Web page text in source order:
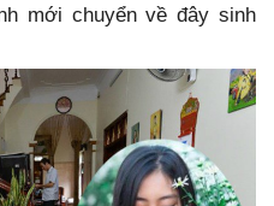
mới chuyển về đây sinh